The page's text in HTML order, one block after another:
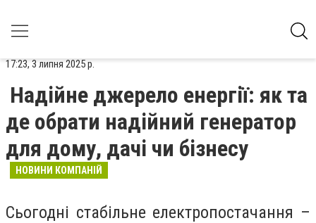
17:23, 3 липня 2025 р.
Надійне джерело енергії: як та
де обрати надійний генератор
для дому, дачі чи бізнесу
НОВИНИ КОМПАНІЙ
Сьогодні стабільне електропостачання –